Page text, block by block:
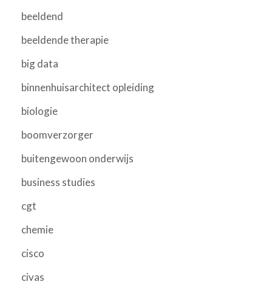
beeldend
beeldende therapie
big data
binnenhuisarchitect opleiding
biologie
boomverzorger
buitengewoon onderwijs
business studies
cgt
chemie
cisco
civas